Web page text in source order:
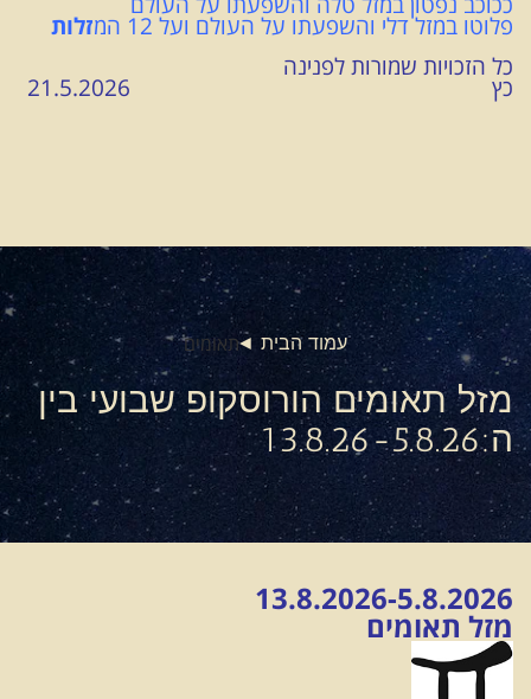
פלוטו במזל דלי והשפעתו על העולם ועל 12 המ זלות
כל הזכויות שמורות לפנינה
כץ 21.5.2026
עמוד הבית תאומים
מזל תאומים הורוסקופ שבועי בין
ה:13.8.26-5.8.26
13.8.2026-5.8.2026
מזל תאומים